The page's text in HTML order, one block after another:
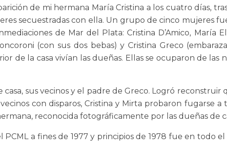
de mi hermana María Cristina a los cuatro días,
secuestradas con ella. Un grupo de cinco mujeres
de Mar del Plata: Cristina D’Amico,
(con sus dos bebas) y Cristina Greco
de la casa vivían las dueñas. Ellas se ocuparon de
casa, sus vecinos y el padre de Greco. Logró
con disparos, Cristina y Mirta probaron fugarse
reconocida fotográficamente por las dueñas de
PCML a fines de 1977 y principios de 1978 fue en todo